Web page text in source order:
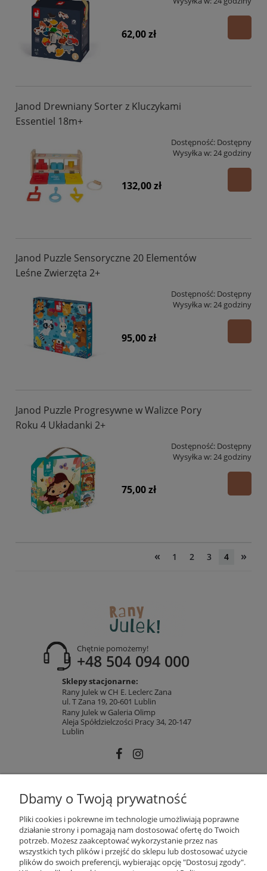
62,00 zł
Janod Drewniany Sorter z Kluczykami
Essentiel 18m+
Dostępność: Dostępny
Wysyłka w:24 godziny
132,00 zł
Janod Puzzle Sensoryczne 20 Elementów
Leśne Zwierzęta 2+
Dostępność: Dostępny
Wysyłka w:24 godziny
95,00 zł
Janod Puzzle Progresywne w Walizce Pory
Roku 4 Układanki 2+
Dostępność: Dostępny
Wysyłka w:24 godziny
75,00 zł
« 1 2 3 4 »
Chętnie pomożemy!
+48 504 094 000
Sklepy stacjonarne:
Rany Julek w CH E. Leclerc Zana
ul. T Zana 19, 20-601 Lublin
Rany Julek w Galeria Olimp
Aleja Spółdzielczości Pracy 34, 20-147
Lublin
INFORMACJE
MOJE KONTO
Dbamy o Twoją prywatność
Pliki cookies i pokrewne im technologie umożliwiają poprawne
działanie strony i pomagają nam dostosować ofertę do Twoich
potrzeb. Możesz zaakceptować wykorzystanie przez nas
wszystkich tych plików i przejść do sklepu lub dostosować użycie
plików do swoich preferencji, wybierając opcję "Dostosuj zgody".